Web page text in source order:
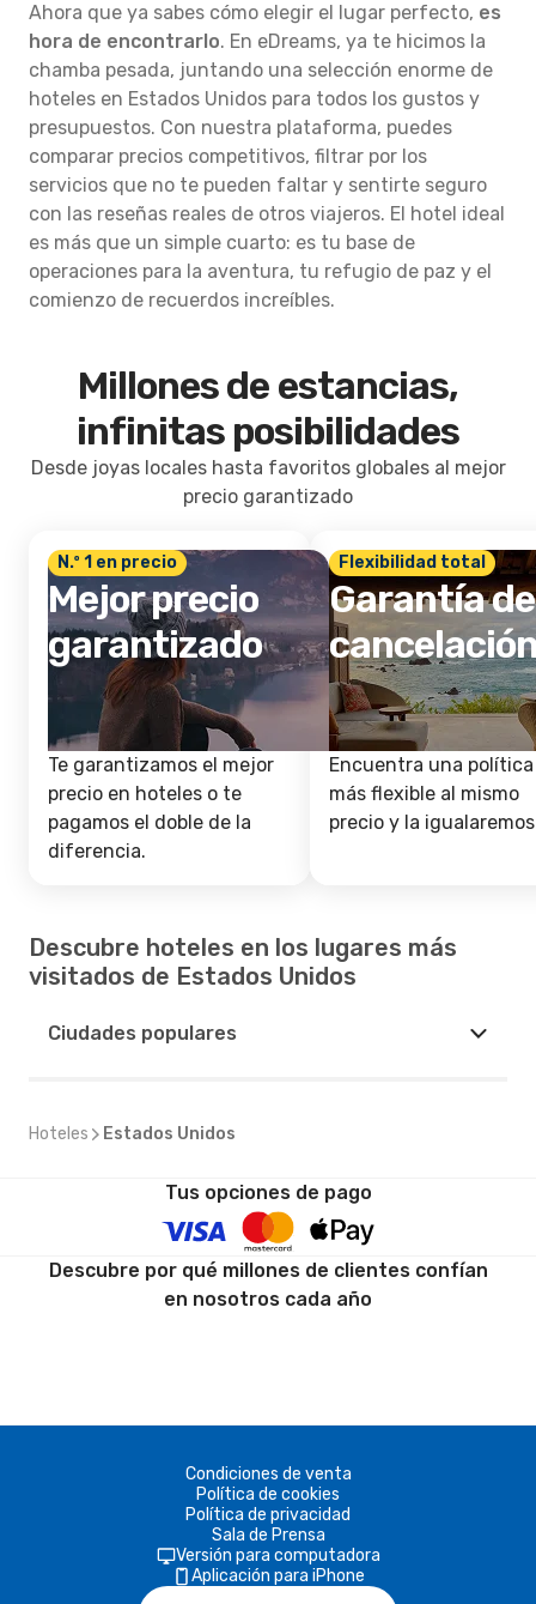
Ahora que ya sabes cómo elegir el lugar perfecto, es
hora de encontrarlo. En eDreams, ya te hicimos la
chamba pesada, juntando una selección enorme de
hoteles en Estados Unidos para todos los gustos y
presupuestos. Con nuestra plataforma, puedes
comparar precios competitivos, filtrar por los
servicios que no te pueden faltar y sentirte seguro
con las reseñas reales de otros viajeros. El hotel ideal
es más que un simple cuarto: es tu base de
operaciones para la aventura, tu refugio de paz y el
comienzo de recuerdos increíbles.
Millones de estancias,
infinitas posibilidades
Desde joyas locales hasta favoritos globales al mejor
precio garantizado
N.º 1 en precio
Mejor precio
garantizado
Te garantizamos el mejor
precio en hoteles o te
pagamos el doble de la
diferencia.
Flexibilidad total
Garantía de
Encuentra una política
más flexible al mismo
precio y la
Descubre hoteles en los lugares más
visitados de Estados Unidos
Ciudades populares
Hoteles Estados Unidos
Tus opciones de pago
Descubre por qué millones de clientes confían
en nosotros cada año
Condiciones de venta
Política de cookies
Política de privacidad
Sala de Prensa
Versión para computadora
Aplicación para iPhone